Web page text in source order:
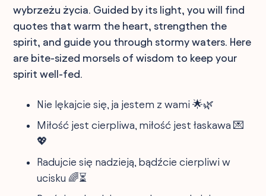
wybrzeżu życia. Guided by its light, you will find
quotes that warm the heart, strengthen the
spirit, and guide you through stormy waters. Here
are bite-sized morsels of wisdom to keep your
spirit well-fed.
Nie lękajcie się, ja jestem z wami 🌟🌿
Miłość jest cierpliwa, miłość jest łaskawa 💌
💖
Radujcie się nadzieją, bądźcie cierpliwi w
ucisku 🌈⏳